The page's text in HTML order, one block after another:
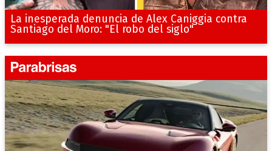
La inesperada denuncia de Alex Caniggia contra
Santiago del Moro: "El robo del siglo"